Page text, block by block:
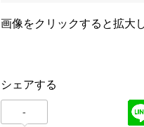
画像をクリックすると拡大
シェアする
-